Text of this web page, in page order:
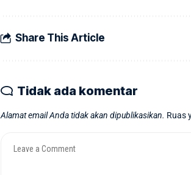
Share This Article
Tidak ada komentar
Alamat email Anda tidak akan dipublikasikan. Ruas